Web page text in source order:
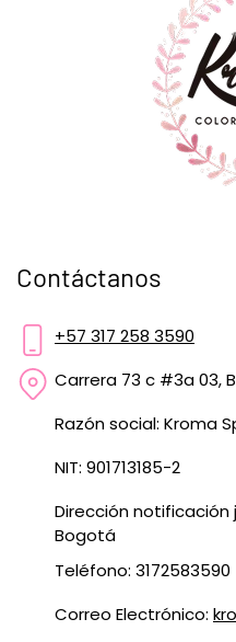
Contáctanos
+57 317 258 3590
Carrera 73 c #3a 03,
Razón social: Kroma
NIT: 901713185-2
Dirección notificación
Bogotá
Teléfono: 3172583590
Correo Electrónico: